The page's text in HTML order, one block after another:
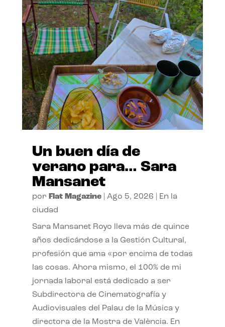
Un buen día de
verano para… Sara
Mansanet
por Flat Magazine| Ago 5, 2026
En la
ciudad
Sara Mansanet Royo lleva más de quince
años dedicándose a la Gestión Cultural,
profesión que ama «por encima de todas
las cosas. Ahora mismo, el 100% de mi
jornada laboral está dedicado a ser
Subdirectora de Cinematografía y
Audiovisuales del Palau de la Música y
directora de la Mostra de València. En